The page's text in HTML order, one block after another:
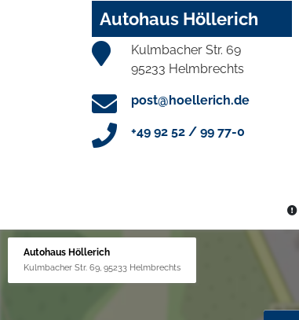
Autohaus Höllerich
Kulmbacher Str. 69
95233 Helmbrechts
post@hoellerich.de
+49 92 52 / 99 77-0
Autohaus Höllerich
Kulmbacher Str. 69, 95233 Helmbrechts